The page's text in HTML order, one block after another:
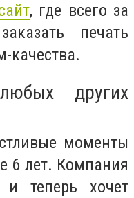
, где всего за
печать
качества.
других
моменты
6 лет. Компания
теперь хочет